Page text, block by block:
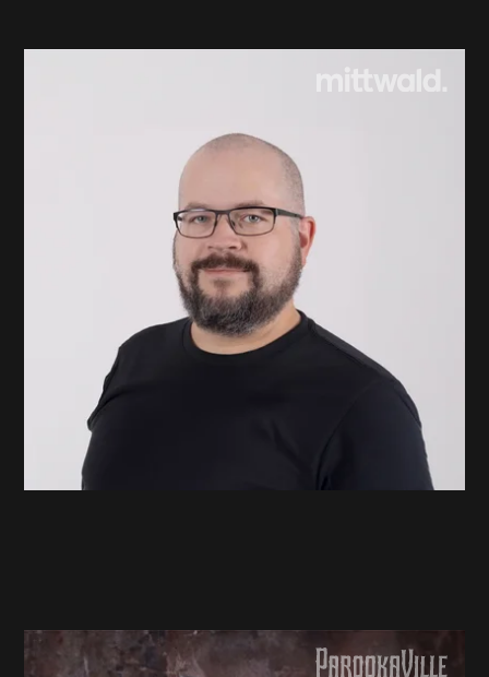
Geschäftsführer Dive i.a.c.
Henrik Balzer - Geschäftsführer Dive i.a.c.